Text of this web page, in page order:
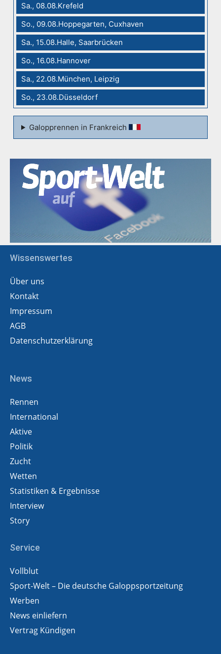
Sa., 08.08.Krefeld
So., 09.08.Hoppegarten, Cuxhaven
Sa., 15.08.Halle, Saarbrücken
So., 16.08.Hannover
Sa., 22.08.München, Leipzig
So., 23.08.Düsseldorf
Galopprennen in Frankreich
Wissenswertes
Über uns
Kontakt
Impressum
AGB
Datenschutzerklärung
News
Rennen
International
Aktive
Politik
Zucht
Wetten
Statistiken & Ergebnisse
Interview
Story
Service
Vollblut
Sport-Welt – Die deutsche Galoppsportzeitung
Werben
News einliefern
Vertrag Kündigen